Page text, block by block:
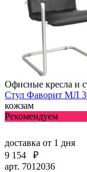
Офисные кресла и
Стул Фаворит МЛ
кожзам
Рекомендуем
доставка от 1 дня
9 154
₽
арт. 7012036